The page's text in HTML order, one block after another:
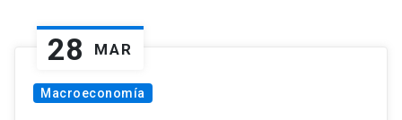
28 MAR
Macroeconomía